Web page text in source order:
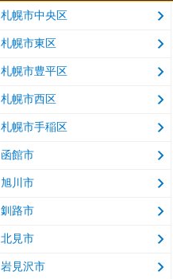
札幌市中央区
札幌市東区
札幌市豊平区
札幌市西区
札幌市手稲区
函館市
旭川市
釧路市
北見市
岩見沢市